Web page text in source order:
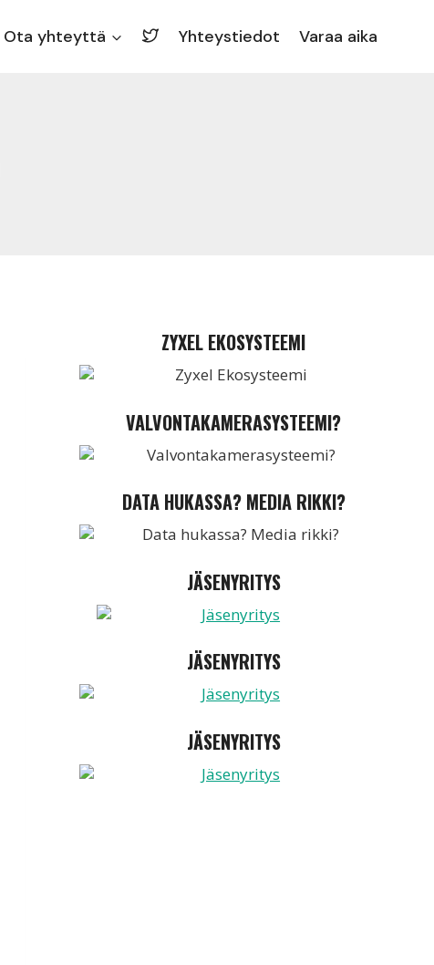
Ota yhteyttä Yhteystiedot Varaa aika
ZYXEL EKOSYSTEEMI
VALVONTAKAMERASYSTEEMI?
DATA HUKASSA? MEDIA RIKKI?
JÄSENYRITYS
JÄSENYRITYS
JÄSENYRITYS